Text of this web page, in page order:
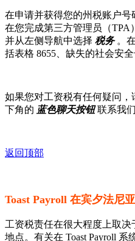
在申请并获得您的州税账户
在您完成第三方管理员（TPA
并从左侧导航中选择 税务 。
括表格 8655、缺失的社会安全
如果您对工资税有任何疑问，
下角的 蓝色聊天按钮联系我
返回顶部
Toast Payroll 在宾夕法尼
工资税责任在很大程度上取
地点。有关在 Toast Payroll